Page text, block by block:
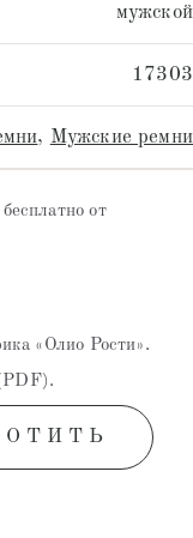
мужской
17303
, Мужские ремни
от
«Олио Рости».